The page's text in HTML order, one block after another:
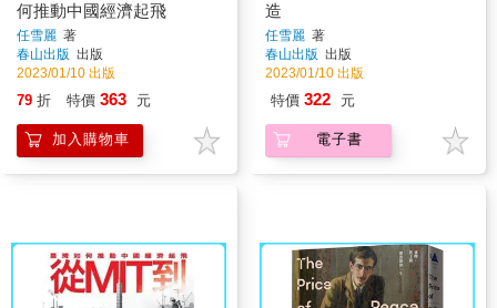
何推動中國經濟起飛
任雪麗 著
春山出版 出版
2023/01/10 出版
79 折 特價 363 元
加入購物車
造
任雪麗 著
春山出版 出版
2023/01/10 出版
特價 322 元
電子書